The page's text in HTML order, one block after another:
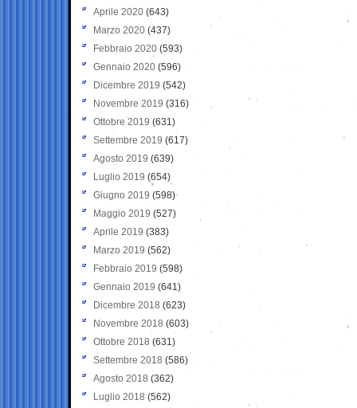
Aprile 2020 (643)
Marzo 2020 (437)
Febbraio 2020 (593)
Gennaio 2020 (596)
Dicembre 2019 (542)
Novembre 2019 (316)
Ottobre 2019 (631)
Settembre 2019 (617)
Agosto 2019 (639)
Luglio 2019 (654)
Giugno 2019 (598)
Maggio 2019 (527)
Aprile 2019 (383)
Marzo 2019 (562)
Febbraio 2019 (598)
Gennaio 2019 (641)
Dicembre 2018 (623)
Novembre 2018 (603)
Ottobre 2018 (631)
Settembre 2018 (586)
Agosto 2018 (362)
Luglio 2018 (562)